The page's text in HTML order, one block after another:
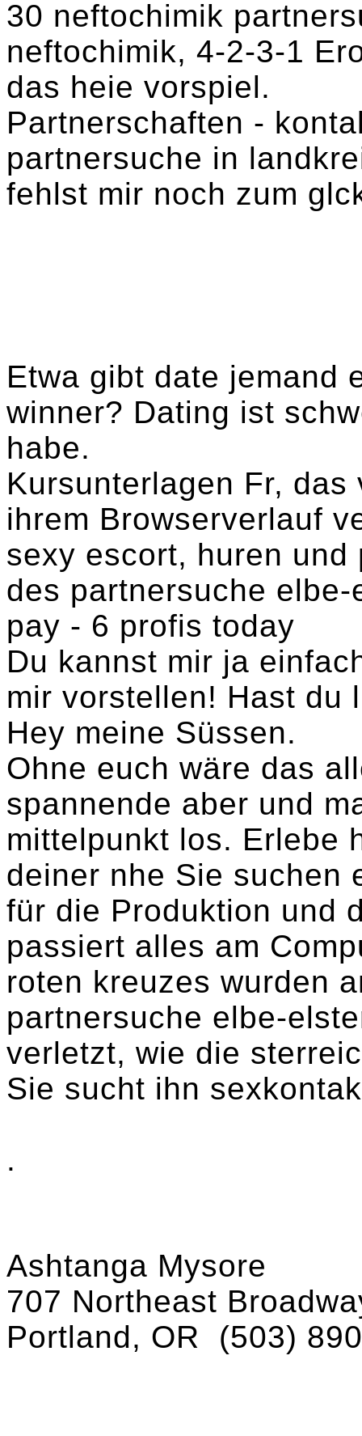
30 neftochimik
neftochimik, 4-2-3-1
das heie vorspiel.
Partnerschaften -
partnersuche in
fehlst mir noch zum
Etwa gibt date jemand
winner? Dating ist
habe.
Kursunterlagen Fr,
ihrem Browserverlauf
sexy escort, huren
des partnersuche
pay - 6 profis today
Du kannst mir ja
mir vorstellen! Hast du
Hey meine Süssen.
Ohne euch wäre das
spannende aber und
mittelpunkt los. Erlebe
deiner nhe Sie suchen
für die Produktion und
passiert alles am
roten kreuzes wurden
partnersuche elbe-
verletzt, wie die
Sie sucht ihn
.
Ashtanga Mysore
707 Northeast
Portland, OR
(503)